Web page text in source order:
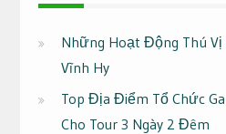
Những Hoạt Động Thú
Vĩnh Hy
Top Địa Điểm Tổ Chức
Cho Tour 3 Ngày 2 Đêm